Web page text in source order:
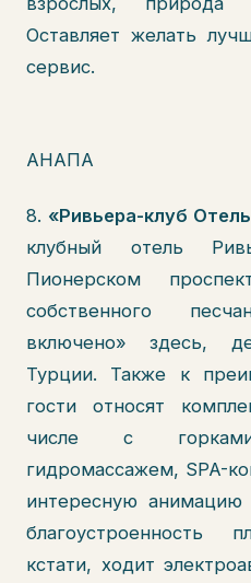
Оставляет желать
сервис.
АНАПА
8. «Ривьера-клуб
клубный отель
Пионерском
собственного
включено» здесь,
Турции. Также к
гости относят
числе с
гидромассажем, SPA-
интересную
благоустроенность
кстати, ходит